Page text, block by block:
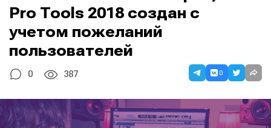
Pro Tools 2018 создан с
учетом пожеланий
пользователей
0 387 0